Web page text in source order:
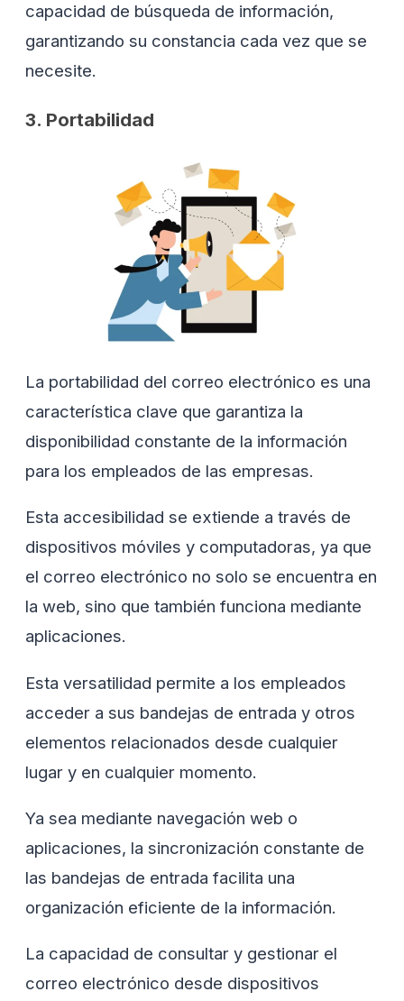
capacidad de búsqueda de información,
garantizando su constancia cada vez que se
necesite.
3. Portabilidad
La portabilidad del correo electrónico es una
característica clave que garantiza la
disponibilidad constante de la información
para los empleados de las empresas.
Esta accesibilidad se extiende a través de
dispositivos móviles y computadoras, ya que
el correo electrónico no solo se encuentra en
la web, sino que también funciona mediante
aplicaciones.
Esta versatilidad permite a los empleados
acceder a sus bandejas de entrada y otros
elementos relacionados desde cualquier
lugar y en cualquier momento.
Ya sea mediante navegación web o
aplicaciones, la sincronización constante de
las bandejas de entrada facilita una
organización eficiente de la información.
La capacidad de consultar y gestionar el
correo electrónico desde dispositivos